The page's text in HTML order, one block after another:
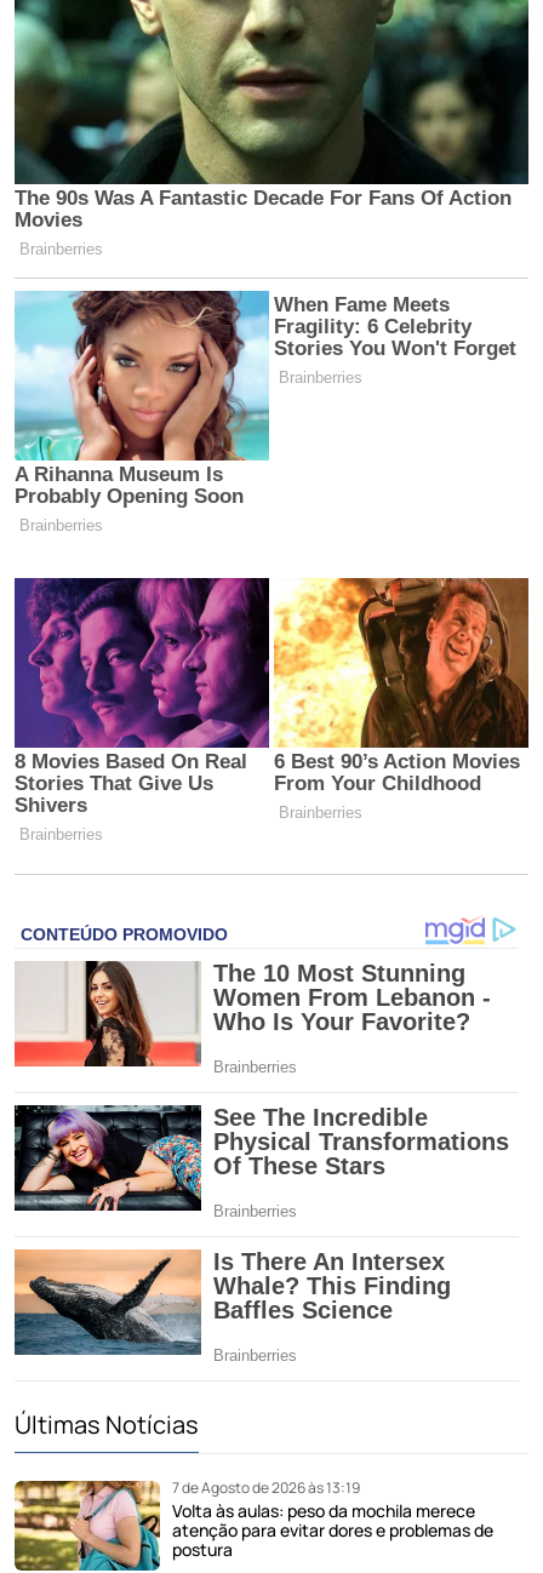
Últimas Notícias
7 de Agosto de 2026 às 13:19
Volta às aulas: peso da mochila merece
atenção para evitar dores e problemas de
postura